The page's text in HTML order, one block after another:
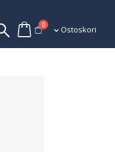
Ostoskori
0tuotettaOstoskori